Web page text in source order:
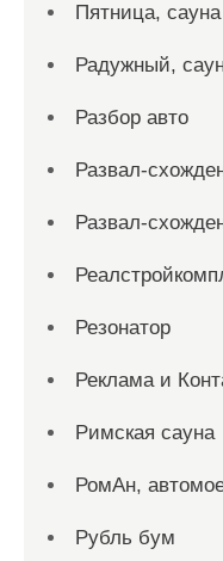
Пятница, сауна
Радужный,
Разбор авто
Развал-
Развал-
Резонатор
Реклама и
Римская сауна
РомАн,
Рубль бум